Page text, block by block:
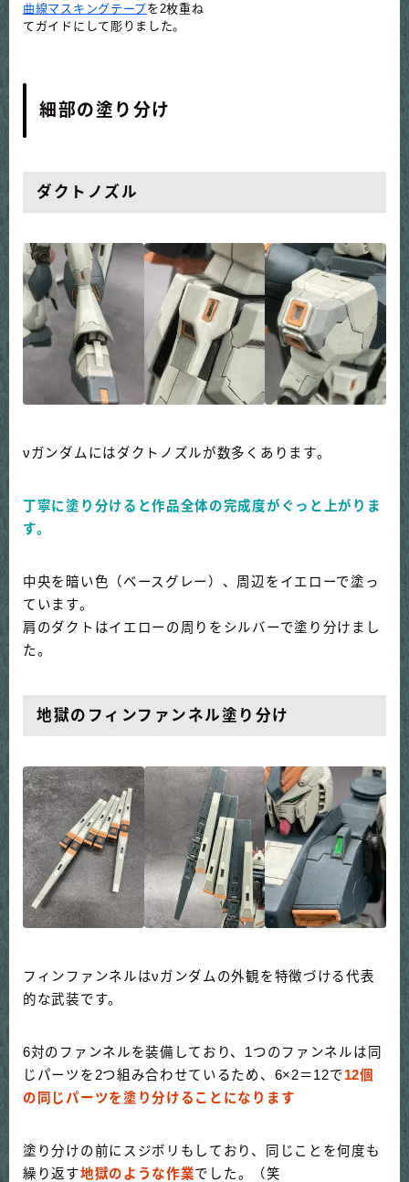
曲線マスキングテープを2枚重ね
てガイドにして彫りました。
細部の塗り分け
ダクトノズル
νガンダムにはダクトノズルが数多くあります。
丁寧に塗り分けると作品全体の完成度がぐっと上がりま
す。
中央を暗い色（ベースグレー）、周辺をイエローで塗っ
ています。
肩のダクトはイエローの周りをシルバーで塗り分けまし
た。
地獄のフィンファンネル塗り分け
フィンファンネルはνガンダムの外観を特徴づける代表
的な武装です。
6対のファンネルを装備しており、1つのファンネルは同
じパーツを2つ組み合わせているため、6×2＝12で12個
の同じパーツを塗り分けることになります
塗り分けの前にスジボリもしており、同じことを何度も
繰り返す地獄のような作業でした。（笑